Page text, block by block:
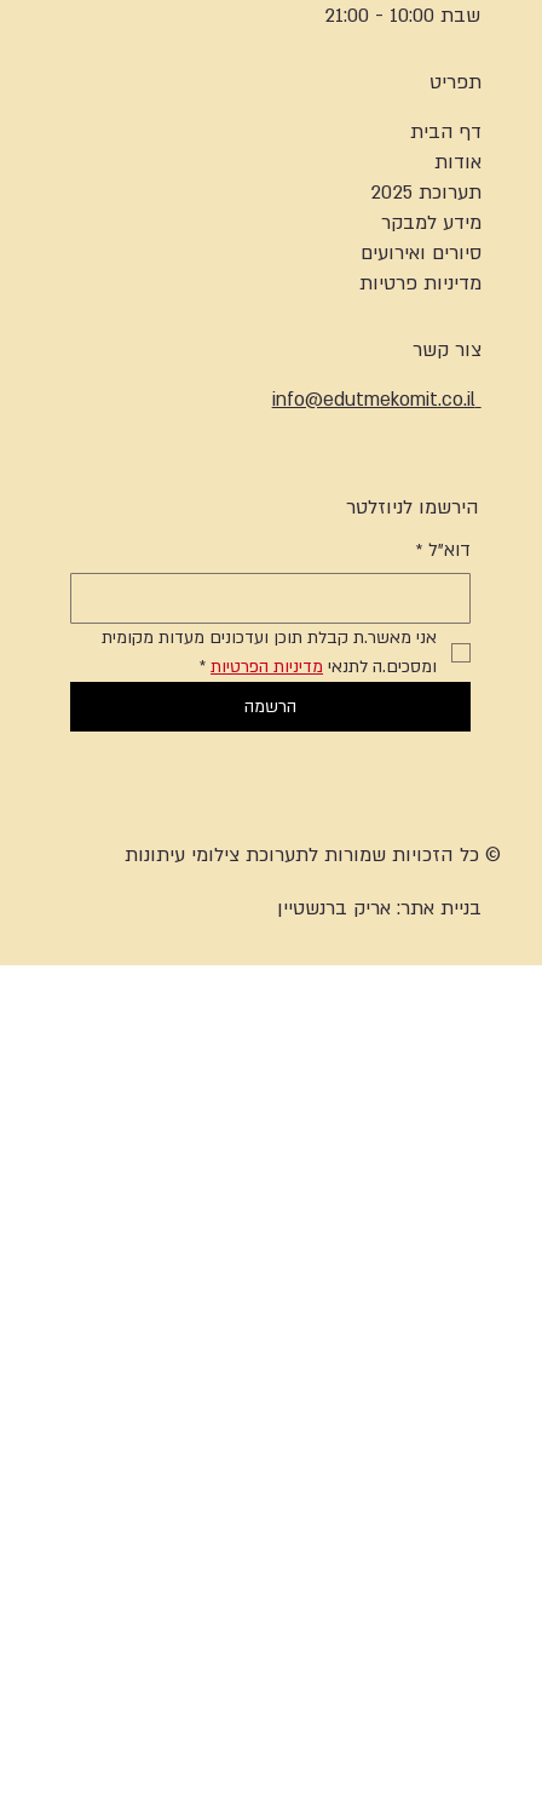
שבת 10:00 - 21:00
תפריט
דף הבית
אודות
תערוכת 2025
מידע למבקר
סיורים ואירועים
מדיניות פרטיות
צור קשר
info@edutmekomit.co.il
הירשמו לניוזלטר
דוא"ל *
אני מאשר.ת קבלת תוכן ועדכונים מעדות מקומית
ומסכים.ה לתנאי מדיניות הפרטיות *
הרשמה
© כל הזכויות שמורות לתערוכת צילומי עיתונות
בניית אתר:אריק ברנשטיין